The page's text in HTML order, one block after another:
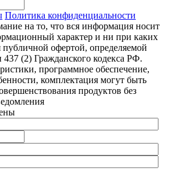
Политика конфиденциальности
на то, что вся информация носит
характер и ни при каких
публичной офертой, определяемой
(2) Гражданского кодекса РФ.
программное обеспечение,
комплектация могут быть
продуктов без